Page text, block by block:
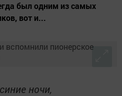
был одним из самых
вот и...
ночи,